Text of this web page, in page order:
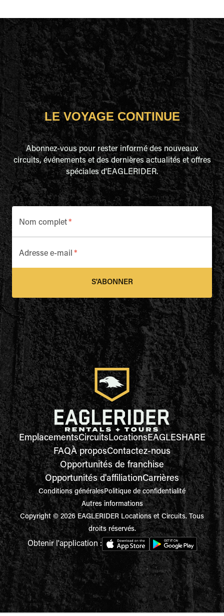
LE VOYAGE CONTINUE
Abonnez-vous pour rester informé des nouveaux
circuits, événements et des dernières actualités et offres
spéciales d'EAGLERIDER.
Nom complet*
Adresse e-mail *
S'ABONNER
EmplacementsCircuitsLocationsEAGLESHARE
FAQÀ proposContactez-nous
Opportunités de franchise
Opportunités d'affiliationCarrières
Conditions généralesPolitique de confidentialité
Autres informations
Copyright © 2026 EAGLERIDER Locations et Circuits. Tous
droits réservés.
Obtenir l'application :